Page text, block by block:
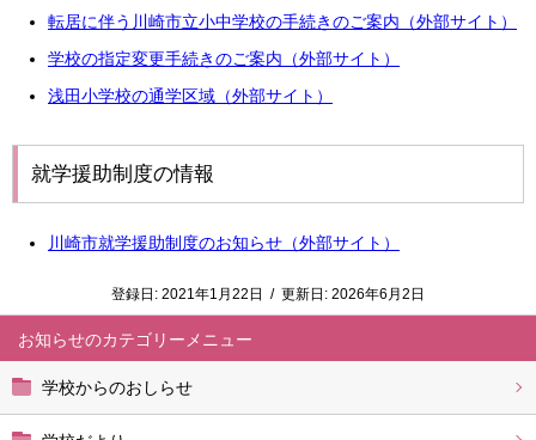
お知らせ
学校からのおしらせ
転居に伴う川崎市立小中学校の手続きのご案内（外部サイト）
学校の指定変更手続きのご案内（外部サイト）
浅田小学校の通学区域（外部サイト）
就学援助制度の情報
川崎市就学援助制度のお知らせ（外部サイト）
登録日: 2021年1月22日 / 更新日: 2026年6月2日